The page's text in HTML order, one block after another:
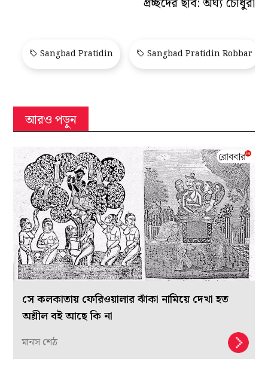
Sangbad Pratidin Sangbad Pratidin Robbar
আরও পড়ুন
সে কলকাতায় ফেরিওয়ালার ঝাঁকা নামিয়ে দেখা হত
অশ্লীল বই আছে কি না
মানস শেঠ